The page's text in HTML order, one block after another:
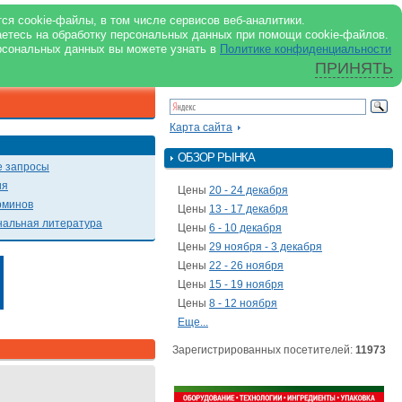
cookie-файлы, в том числе сервисов веб-аналитики.
на обработку персональных данных при помощи cookie-файлов.
данных вы можете узнать в Политике конфиденциальности
ПРИНЯТЬ
support@milkbranch.ru
О портале
Реклама в журнале
Реклама на портале
Архив номеров
запросы
литература
Карта сайта
ОБЗОР РЫНКА
Цены 20 - 24 декабря
Цены 13 - 17 декабря
Цены 6 - 10 декабря
Цены 29 ноября - 3 декабря
Цены 22 - 26 ноября
Цены 15 - 19 ноября
Цены 8 - 12 ноября
Еще...
Зарегистрированных посетителей: 11973